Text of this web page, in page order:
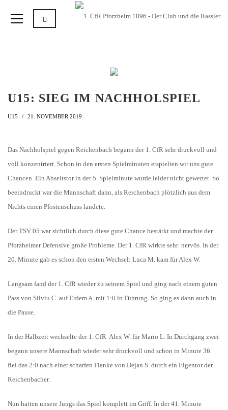
U15: SIEG IM NACHHOLSPIEL
U15 21. NOVEMBER 2019
Das Nachholspiel gegen Reichenbach begann der 1. CfR sehr druckvoll und
voll konzentriert. Schon in den ersten Spielminuten erspielten wir uns gute
Chancen. Ein Abseitstor in der 5. Spielminute wurde leider nicht gewertet. So
beeindruckt war die Mannschaft dann, als Reichenbach plötzlich aus dem
Nichts einen Pfostenschuss landete.
Der TSV 05 war sichtlich durch diese gute Chance bestärkt und machte der
Pforzheimer Defensive große Probleme. Der 1. CfR wirkte sehr nervös. In der
20. Minute gab es schon den ersten Wechsel: Luca M. kam für Alex W.
Langsam fand der 1. CfR wieder zu seinem Spiel und ging nach einem guten
Pass von Silviu C. auf Erdem A. mit 1:0 in Führung. So ging es dann auch in
die Pause.
In der Halbzeit wechselte der 1. CfR Alex W. für Mario L. In Durchgang zwei
begann unsere Mannschaft wieder sehr druckvoll und schon in Minute 36
fiel das 2:0 nach einer scharfen Flanke von Dejan S. durch ein Eigentor der
Reichenbacher.
Nun hatten unsere Jungs das Spiel komplett im Griff. In der 41. Minute